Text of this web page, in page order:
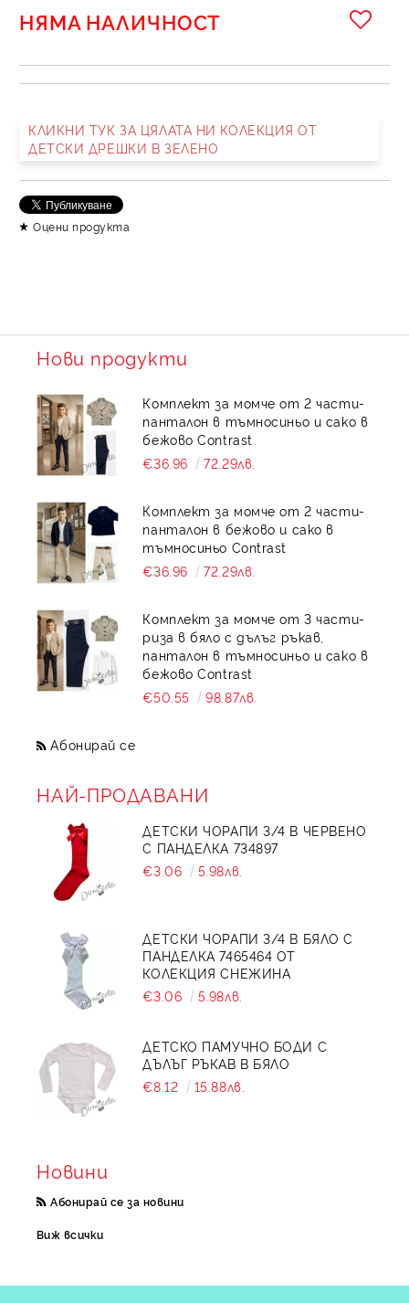
НЯМА НАЛИЧНОСТ
КЛИКНИ ТУК ЗА ЦЯЛАТА НИ КОЛЕКЦИЯ ОТ
ДЕТСКИ ДРЕШКИ В ЗЕЛЕНО
Оцени продукта
Нови продукти
Комплект за момче от 2 части-
панталон в тъмносиньо и сако в
бежово Contrast
€36.96
72.29лв.
Комплект за момче от 2 части-
панталон в бежово и сако в
тъмносиньо Contrast
€36.96
72.29лв.
Комплект за момче от 3 части-
риза в бяло с дълъг ръкав,
панталон в тъмносиньо и сако в
бежово Contrast
€50.55
98.87лв.
Абонирай се
НАЙ-ПРОДАВАНИ
ДЕТСКИ ЧОРАПИ 3/4 В ЧЕРВЕНО
С ПАНДЕЛКА 734897
€3.06
5.98лв.
ДЕТСКИ ЧОРАПИ 3/4 В БЯЛО С
ПАНДЕЛКА 7465464 ОТ
КОЛЕКЦИЯ СНЕЖИНА
€3.06
5.98лв.
ДЕТСКО ПАМУЧНО БОДИ С
ДЪЛЪГ РЪКАВ В БЯЛО
€8.12
15.88лв.
Новини
Абонирай се за новини
Виж всички